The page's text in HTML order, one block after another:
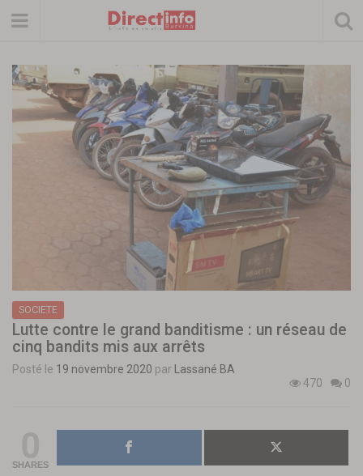
SOCIETE
Lutte contre le grand banditisme : un réseau de
cinq bandits mis aux arrêts
Posté le 19 novembre 2020 par Lassané BA
470
0
SHARES